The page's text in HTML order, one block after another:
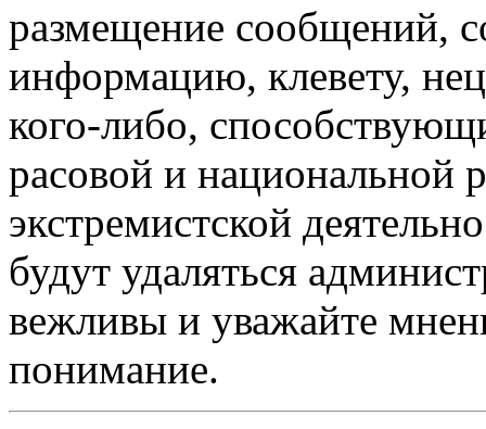
размещение сообщений,
информацию, клевету,
кого-либо,
расовой и национальной
экстремистской
будут удаляться
вежливы и уважайте
понимание.